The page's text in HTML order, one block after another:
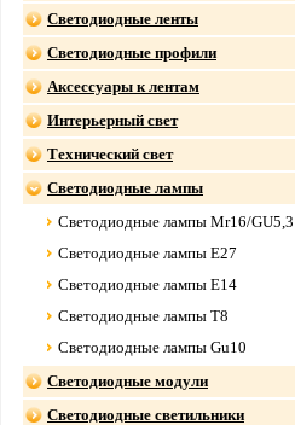
Светодиодные ленты
Светодиодные профили
Аксессуары к лентам
Интерьерный свет
Технический свет
Светодиодные лампы
Светодиодные лампы Mr16/GU5,3
Светодиодные лампы E27
Светодиодные лампы E14
Светодиодные лампы Т8
Светодиодные лампы Gu10
Светодиодные модули
Светодиодные светильники